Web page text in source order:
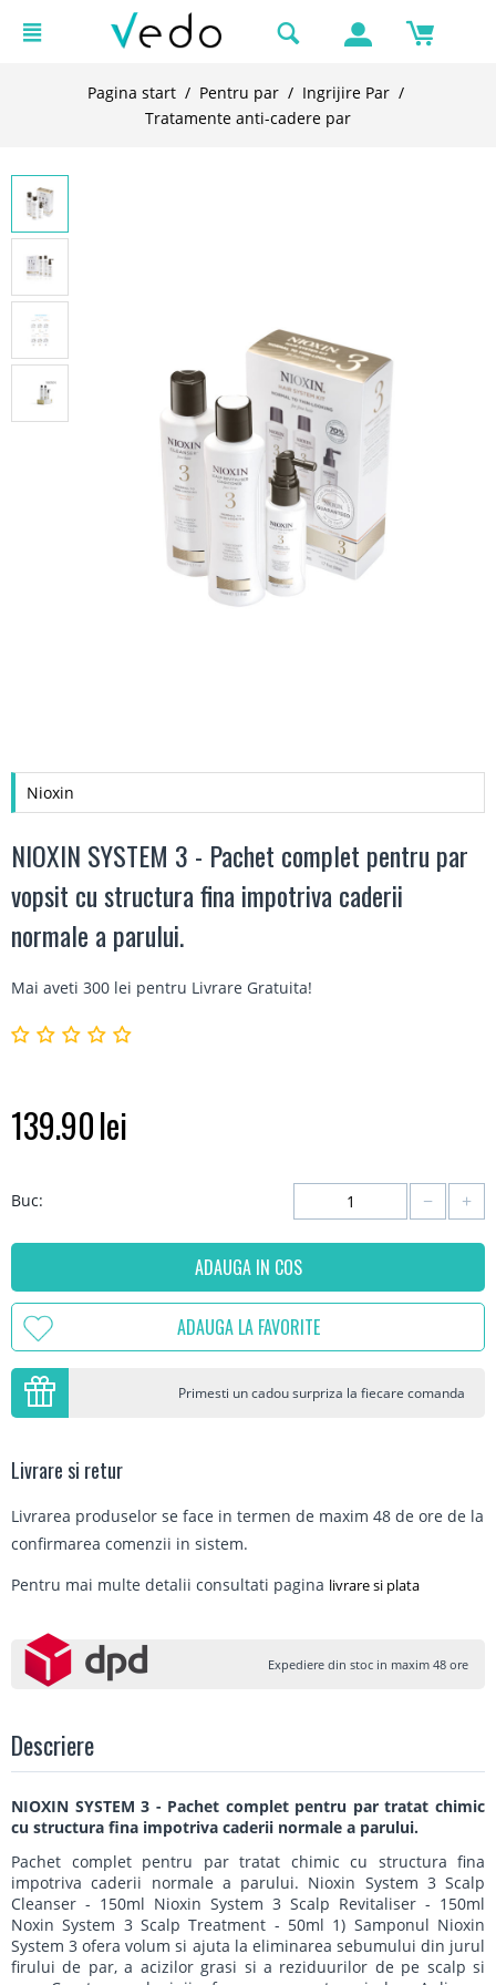
Pagina start / Pentru par / Ingrijire Par /
Tratamente anti-cadere par
Nioxin
NIOXIN SYSTEM 3 - Pachet complet pentru par
vopsit cu structura fina impotriva caderii
normale a parului.
Mai aveti 300 lei pentru Livrare Gratuita!
139.90lei
Buc: +
−
ADAUGA IN COS
ADAUGA LA FAVORITE
Primesti un cadou surpriza la fiecare comanda
Livrare si retur
Livrarea produselor se face in termen de maxim 48 de ore de la
confirmarea comenzii in sistem.
Pentru mai multe detalii consultati pagina livrare si plata
Expediere din stoc in maxim 48 ore
Descriere
NIOXIN SYSTEM 3 - Pachet complet pentru par tratat chimic
cu structura fina impotriva caderii normale a parului.
Pachet complet pentru par tratat chimic cu structura fina
impotriva caderii normale a parului. Nioxin System 3 Scalp
Cleanser - 150ml Nioxin System 3 Scalp Revitaliser - 150ml
Noxin System 3 Scalp Treatment - 50ml 1) Samponul Nioxin
System 3 ofera volum si ajuta la eliminarea sebumului din jurul
firului de par, a acizilor grasi si a reziduurilor de pe scalp si